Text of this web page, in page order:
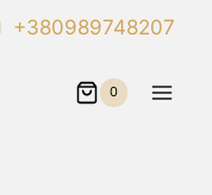
+380989748207
0